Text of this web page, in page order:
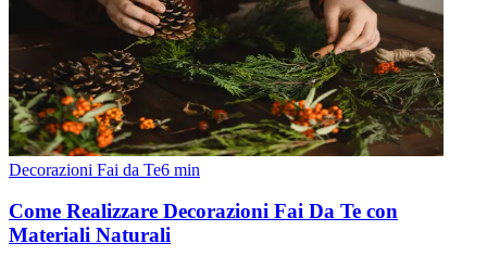
Decorazioni Fai da Te6 min
Come Realizzare Decorazioni Fai Da Te con
Materiali Naturali